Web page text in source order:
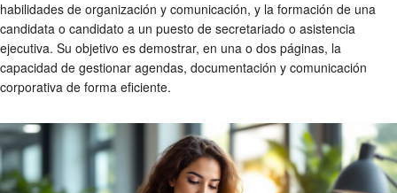
habilidades de organización y comunicación, y la formación de una
candidata o candidato a un puesto de secretariado o asistencia
ejecutiva. Su objetivo es demostrar, en una o dos páginas, la
capacidad de gestionar agendas, documentación y comunicación
corporativa de forma eficiente.